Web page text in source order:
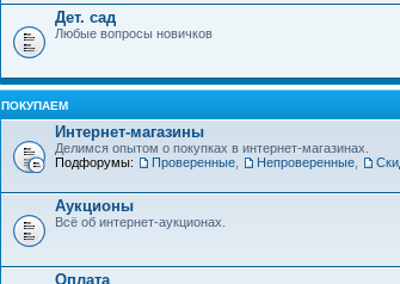
Дет. сад
Любые вопросы новичков
ПОКУПАЕМ
Интернет-магазины
Делимся опытом о покупках в интернет-магазинах.
Подфорумы:
Проверенные Непроверенные
Аукционы
Всё об интернет-аукционах.
Оплата